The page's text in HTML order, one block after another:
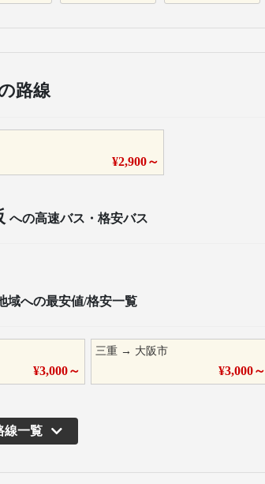
路線
¥2,900～
への高速バス・格安バス
域への最安値/格安一覧
¥3,000～
三重 → 大阪市
¥3,000～
線一覧